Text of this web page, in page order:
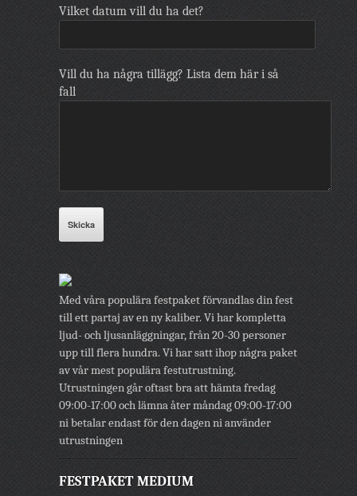
Vilket datum vill du ha det?
Vill du ha några tillägg? Lista dem här i så
fall
Med våra populära festpaket förvandlas din fest
till ett partaj av en ny kaliber. Vi har kompletta
ljud- och ljusanläggningar, från 20-30 personer
upp till flera hundra. Vi har satt ihop några paket
av vår mest populära festutrustning.
Utrustningen går oftast bra att hämta fredag
09:00-17:00 och lämna åter måndag 09:00-17:00
ni betalar endast för den dagen ni använder
utrustningen
FESTPAKET MEDIUM